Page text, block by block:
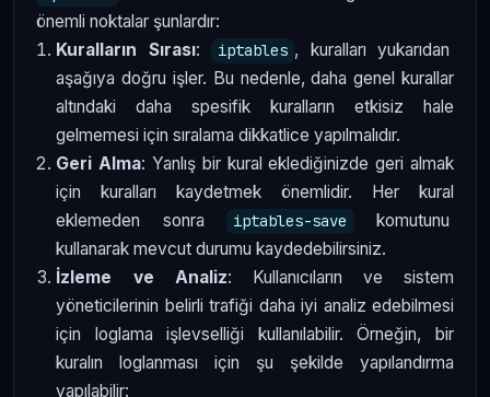
önemli noktalar şunlardır:
Kuralların Sırası: iptables , kuralları yukarıdan
aşağıya doğru işler. Bu nedenle, daha genel kurallar
altındaki daha spesifik kuralların etkisiz hale
gelmemesi için sıralama dikkatlice yapılmalıdır.
Geri Alma: Yanlış bir kural eklediğinizde geri almak
için kuralları kaydetmek önemlidir. Her kural
eklemeden sonra
iptables-save
komutunu
kullanarak mevcut durumu kaydedebilirsiniz.
İzleme ve Analiz: Kullanıcıların ve sistem
yöneticilerinin belirli trafiği daha iyi analiz edebilmesi
için loglama işlevselliği kullanılabilir. Örneğin, bir
kuralın loglanması için şu şekilde yapılandırma
yapılabilir: